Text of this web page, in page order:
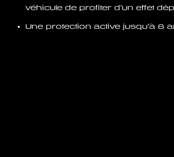
véhicule de profiter d’un effet
Une protection active jusqu’à 8